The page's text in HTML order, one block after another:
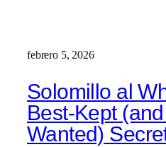
febrero 5, 2026
Solomillo al
Best-Kept
Wanted)